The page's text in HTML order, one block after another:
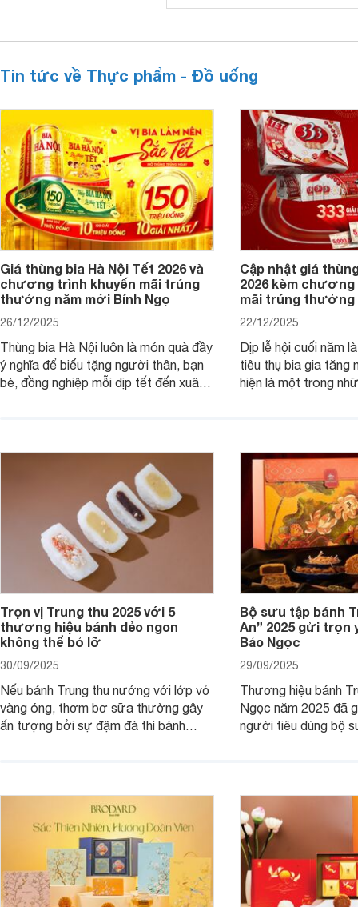
Tin tức về Thực phẩm - Đồ uống
Giá thùng bia Hà Nội Tết 2026 và
chương trình khuyến mãi trúng
thưởng năm mới Bính Ngọ
26/12/2025
Thùng bia Hà Nội luôn là món quà đầy
ý nghĩa để biếu tặng người thân, bạn
bè, đồng nghiệp mỗi dịp tết đến xuân
trúng thưởng của bia Hà Nội thì dưới
đây là các thông tin hữu ích cho bạn.
Cập nhật giá
2026 kèm
mãi trúng thưởng
22/12/2025
Dịp lễ hội cuối năm
tiêu thụ bia gia tăng
hiện là một trong
trúng thưởng của
Tết Bính Ngọ 2026.
Trọn vị Trung thu 2025 với 5
thương hiệu bánh dẻo ngon
không thể bỏ lỡ
30/09/2025
Nếu bánh Trung thu nướng với lớp vỏ
vàng óng, thơm bơ sữa thường gây
ấn tượng bởi sự đậm đà thì bánh
Bộ sưu tập bánh
An” 2025 gửi
Bảo Ngọc
29/09/2025
Thương hiệu bánh
Ngọc năm 2025 đã
người tiêu dùng bộ
sưu tập này nhé.